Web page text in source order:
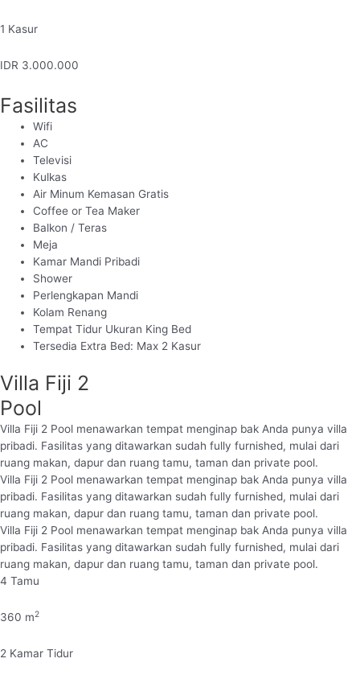
1 Kasur
IDR 3.000.000
Fasilitas
Wifi
AC
Televisi
Kulkas
Air Minum Kemasan Gratis
Coffee or Tea Maker
Balkon / Teras
Meja
Kamar Mandi Pribadi
Shower
Perlengkapan Mandi
Kolam Renang
Tempat Tidur Ukuran King Bed
Tersedia Extra Bed: Max 2 Kasur
Villa Fiji 2
Pool
Villa Fiji 2 Pool menawarkan tempat menginap bak Anda punya villa
pribadi. Fasilitas yang ditawarkan sudah fully furnished, mulai dari
ruang makan, dapur dan ruang tamu, taman dan private pool.
Villa Fiji 2 Pool menawarkan tempat menginap bak Anda punya villa
pribadi. Fasilitas yang ditawarkan sudah fully furnished, mulai dari
ruang makan, dapur dan ruang tamu, taman dan private pool.
Villa Fiji 2 Pool menawarkan tempat menginap bak Anda punya villa
pribadi. Fasilitas yang ditawarkan sudah fully furnished, mulai dari
ruang makan, dapur dan ruang tamu, taman dan private pool.
4 Tamu
360 m2
2 Kamar Tidur